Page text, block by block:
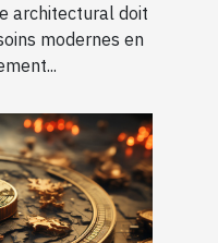
architectural doit
modernes en